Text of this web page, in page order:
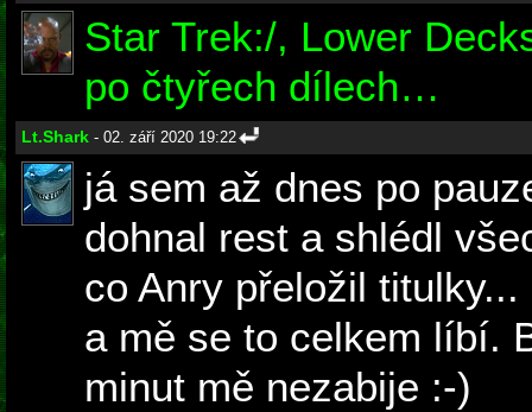
Star Trek:/, Lower
po čtyřech dílech…
Lt.Shark - 02. září 2020 19:22
já sem až dnes po
dohnal rest a shlédl
co Anry přeložil titulky...
a mě se to celkem líbí.
minut mě nezabije :-)